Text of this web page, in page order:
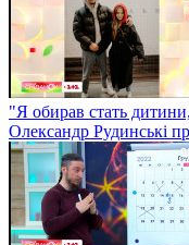
"Я обирав стать
Олександр Рудинські